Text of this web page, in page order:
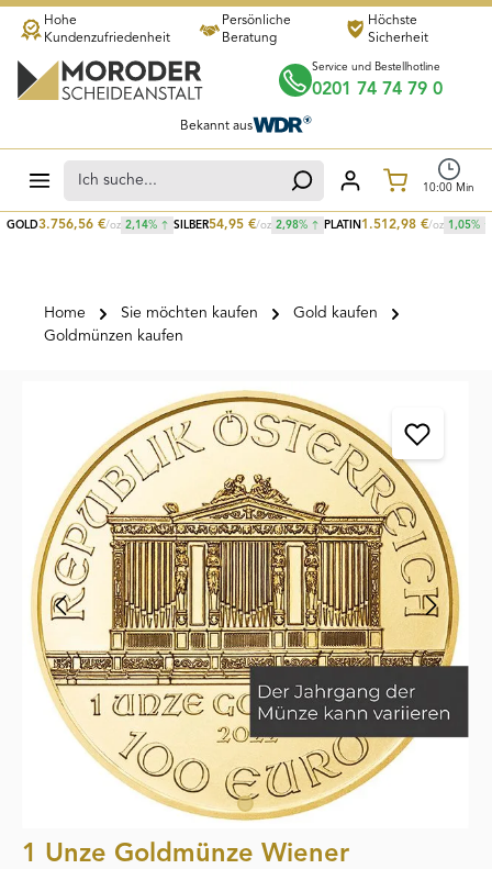
Zum Hauptinhalt springen
GOLD3.756,56 €/oz 2,14% SILBER54,95 €/oz 2,98% PLATIN 1.512,98 €/oz 1,05%
Hohe
Kundenzufriedenheit
Persönliche
Beratung
Höchste
Sicherheit
Service und Bestellhotline
0201 74 74 79 0
Bekannt aus
10:00 Min
Home Sie möchten kaufen
Gold kaufen
Goldmünzen kaufen
Bildergalerie überspringen
1 Unze Goldmünze Wiener